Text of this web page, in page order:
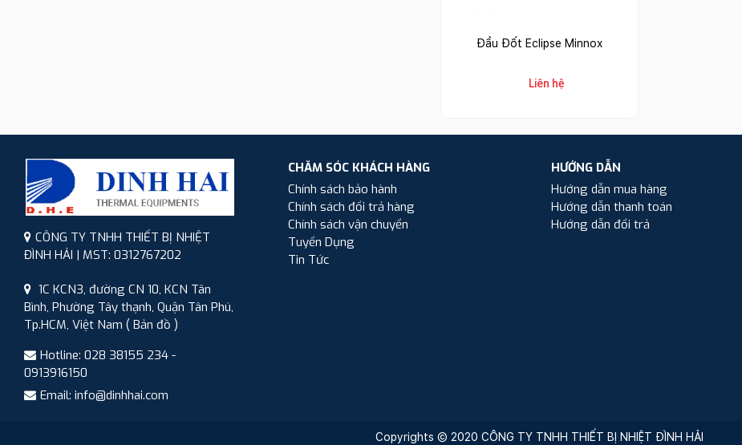
Đầu Đốt Eclipse Minnox
Liên hệ
CÔNG TY TNHH THIẾT BỊ NHIỆT
ĐÌNH HẢI | MST: 0312767202
1C KCN3, đường CN 10, KCN Tân
Bình, Phường Tây thạnh, Quận Tân Phú,
Tp.HCM, Việt Nam ( Bản đồ )
Hotline: 028 38155 234 -
0913916150
Email: info@dinhhai.com
CHĂM SÓC KHÁCH HÀNG
Chính sách bảo hành
Chính sách đổi trả hàng
Chính sách vận chuyển
Tuyển Dụng
Tin Tức
HƯỚNG DẪN
Hướng dẫn mua hàng
Hướng dẫn thanh toán
Hướng dẫn đổi trả
Copyrights © 2020 CÔNG TY TNHH THIẾT BỊ NHIỆT ĐÌNH HẢI